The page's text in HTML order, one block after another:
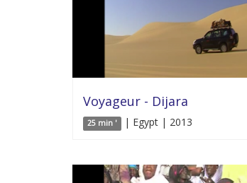
Voyageur - Dijara
25 min ' | Egypt | 2013